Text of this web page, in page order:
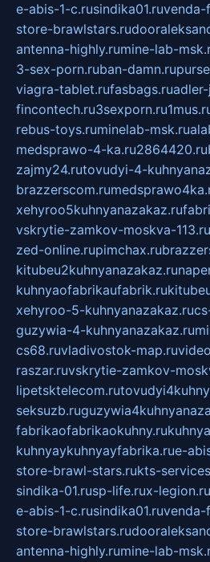
e-abis-1-c.rusindika01.ruvenda-
store-brawlstars.ru
antenna-highly.rumine-lab-
3-sex-porn.ruban-damn.ru
viagra-tablet.rufasbags.ru
fincontech.ru3sexporn.ru
rebus-toys.ruminelab-msk.ru
medsprawo-4-ka.ru2864420.ru
zajmy24.rutovudyi-4-
brazzerscom.ru
xehyroo5kuhnyanazakaz.ru
vskrytie-zamkov-moskva-113.ru
zed-online.rupimchax.ru
kitubeu2kuhnyanazakaz.ru
kuhnyaofabrikaufabrik.ru
xehyroo-5-kuhnyanazakaz.ru
guzywia-4-kuhnyanazakaz.ru
cs68.ruvladivostok-map.ru
raszar.ruvskrytie-zamkov-
lipetsktelecom.ru
seksuzb.ru
fabrikaofabrikaokuhny.ru
kuhnyaykuhnyayfabrika.rue-
store-brawl-stars.rukts-
sindika-01.rusp-life.rux-legion.ru
e-abis-1-c.rusindika01.ruvenda-
store-brawlstars.ru
antenna-highly.rumine-lab-